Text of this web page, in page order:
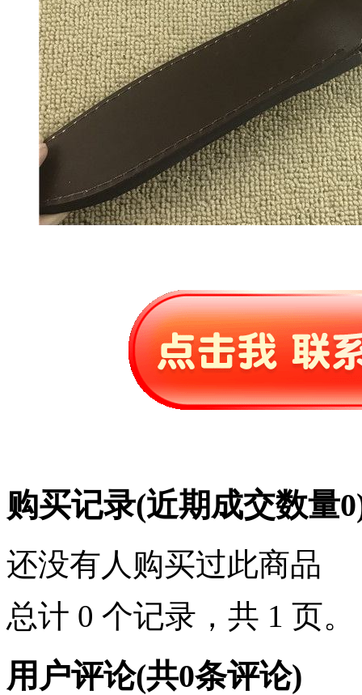
购买记录(近期成交数量0
还没有人购买过此商品
总计 0 个记录，共 1 页。
用户评论(共0条评论)